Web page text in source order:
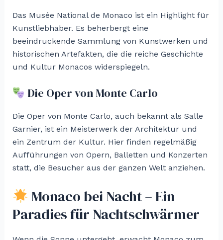
Das Musée National de Monaco ist ein Highlight für
Kunstliebhaber. Es beherbergt eine
beeindruckende Sammlung von Kunstwerken und
historischen Artefakten, die die reiche Geschichte
und Kultur Monacos widerspiegeln.
Die Oper von Monte Carlo
Die Oper von Monte Carlo, auch bekannt als Salle
Garnier, ist ein Meisterwerk der Architektur und
ein Zentrum der Kultur. Hier finden regelmäßig
Aufführungen von Opern, Balletten und Konzerten
statt, die Besucher aus der ganzen Welt anziehen.
Monaco bei Nacht – Ein
Paradies für Nachtschwärmer